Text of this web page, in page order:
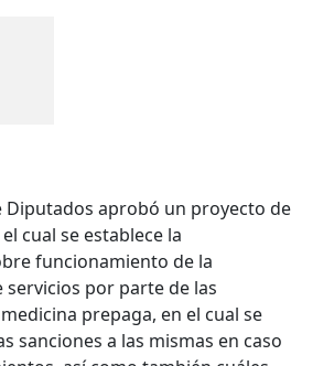
Diputados aprobó un proyecto de
cual se establece la
funcionamiento de la
servicios por parte de las
prepaga, en el cual se
sanciones a las mismas en caso